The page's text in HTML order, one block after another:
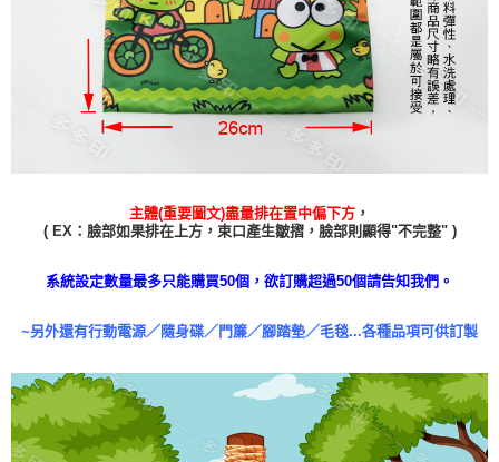
主體(重要圖文)盡量排在置中偏下方 ，
( EX：臉部如果排在上方，束口產生皺摺，臉部則顯得"不完整" )
系統設定數量最多只能購買50個，欲訂購超過50個請告知我們。
~另外還有行動電源／隨身碟／門簾／腳踏墊／毛毯...各種品項可供訂製